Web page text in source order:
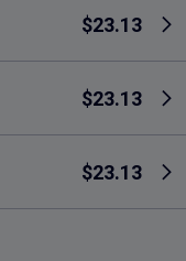
$23.13
$23.13
$23.13